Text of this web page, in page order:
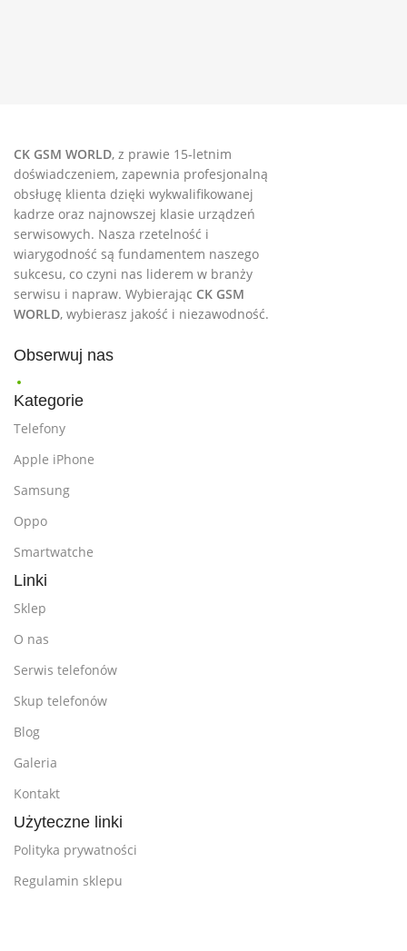
CK GSM WORLD, z prawie 15-letnim
doświadczeniem, zapewnia profesjonalną
obsługę klienta dzięki wykwalifikowanej
kadrze oraz najnowszej klasie urządzeń
serwisowych. Nasza rzetelność i
wiarygodność są fundamentem naszego
sukcesu, co czyni nas liderem w branży
serwisu i napraw. Wybierając CK GSM
WORLD, wybierasz jakość i niezawodność.
Obserwuj nas
Kategorie
Telefony
Apple iPhone
Samsung
Oppo
Smartwatche
Linki
Sklep
O nas
Serwis telefonów
Skup telefonów
Blog
Galeria
Kontakt
Użyteczne linki
Polityka prywatności
Regulamin sklepu